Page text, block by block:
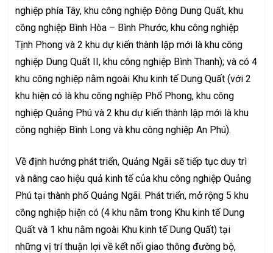
nghiệp phía Tây, khu công nghiệp Đông Dung Quất, khu
công nghiệp Bình Hòa – Bình Phước, khu công nghiệp
Tịnh Phong và 2 khu dự kiến thành lập mới là khu công
nghiệp Dung Quất II, khu công nghiệp Bình Thanh); và có 4
khu công nghiệp nằm ngoài Khu kinh tế Dung Quất (với 2
khu hiện có là khu công nghiệp Phổ Phong, khu công
nghiệp Quảng Phú và 2 khu dự kiến thành lập mới là khu
công nghiệp Bình Long và khu công nghiệp An Phú).
Về định hướng phát triển, Quảng Ngãi sẽ tiếp tục duy trì
và nâng cao hiệu quả kinh tế của khu công nghiệp Quảng
Phú tại thành phố Quảng Ngãi. Phát triển, mở rộng 5 khu
công nghiệp hiện có (4 khu nằm trong Khu kinh tế Dung
Quất và 1 khu nằm ngoài Khu kinh tế Dung Quất) tại
những vị trí thuận lợi về kết nối giao thông đường bộ,